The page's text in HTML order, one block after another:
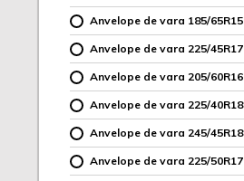
Anvelope de vara 185/65R15
Anvelope de vara 225/45R17
Anvelope de vara 205/60R16
Anvelope de vara 225/40R18
Anvelope de vara 245/45R18
Anvelope de vara 225/50R17